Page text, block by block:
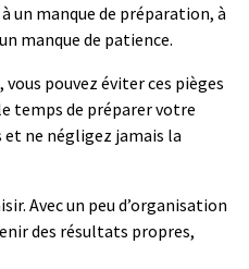
un manque de préparation, à
manque de patience.
pouvez éviter ces pièges
temps de préparer votre
ne négligez jamais la
Avec un peu d’organisation
des résultats propres,